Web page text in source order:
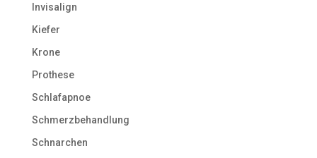
Invisalign
Kiefer
Krone
Prothese
Schlafapnoe
Schmerzbehandlung
Schnarchen